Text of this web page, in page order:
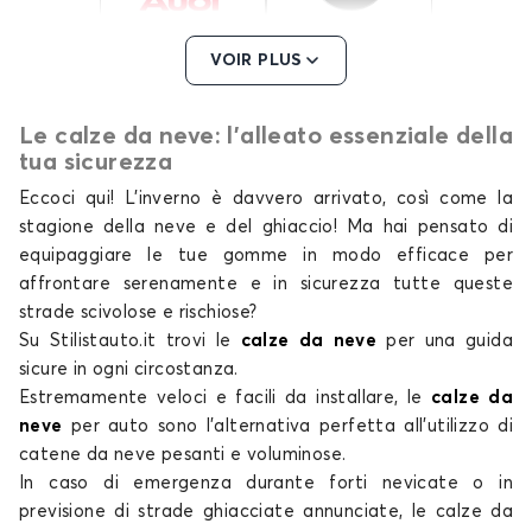
Calze da neve per
Calze da neve per
Calze da neve per
Calze da neve per
Calze da neve per
CHRYSLER
Calze da neve per
Calze da neve per
CUPRA
Calze da neve per
DACIA
VOIR PLUS
Le calze da neve: l'alleato essenziale della
tua sicurezza
Eccoci qui! L’inverno è davvero arrivato, così come la
stagione della neve e del ghiaccio! Ma hai pensato di
equipaggiare le tue gomme in modo efficace per
affrontare serenamente e in sicurezza tutte queste
strade scivolose e rischiose?
Su Stilistauto.it trovi le calze da neveper una guida
sicure in ogni circostanza.
Estremamente veloci e facili da installare,
le calze da
neve per auto sono l'alternativa perfetta all'utilizzo di
catene da neve pesanti e voluminose.
In caso di emergenza durante forti nevicate o in
previsione di strade ghiacciate annunciate, le calze da